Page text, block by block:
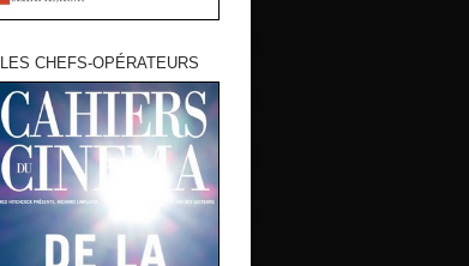
LES CHEFS-OPÉRATEURS